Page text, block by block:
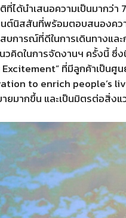
ที่ได้นำเสนอความเป็นมากว่
ต์นิสสันที่พร้อมตอบสนองคว
บการณ์ที่ดีในการเดินทางแล
นวคิดในการจัดงานฯ ครั้งนี้
ที่มีลูกค้าเป็น
to enrich people’s
ยมากขึ้น และเป็นมิตรต่อสิ่ง